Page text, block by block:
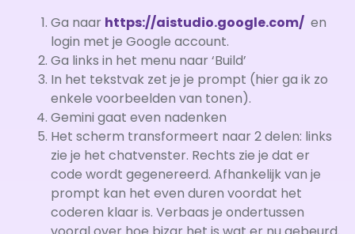
Ga naar https://aistudio.google.com/ en
login met je Google account.
Ga links in het menu naar ‘Build’
In het tekstvak zet je je prompt (hier ga ik zo
enkele voorbeelden van tonen).
Gemini gaat even nadenken
Het scherm transformeert naar 2 delen: links
zie je het chatvenster. Rechts zie je dat er
code wordt gegenereerd. Afhankelijk van je
prompt kan het even duren voordat het
coderen klaar is. Verbaas je ondertussen